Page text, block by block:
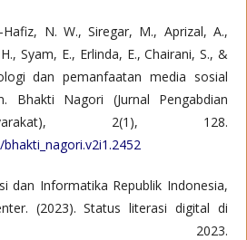
Hafiz, N. W., Siregar, M., Aprizal, A.,
Syam, E., Erlinda, E., Chairani, S., &
dan pemanfaatan media sosial
Bhakti Nagori (Jurnal Pengabdian
2(1), 128.
dan Informatika Republik Indonesia,
(2023). Status literasi digital di
2023.